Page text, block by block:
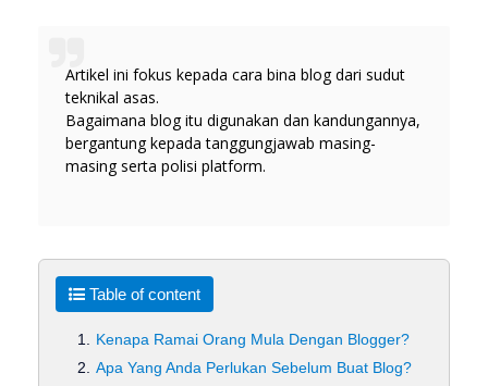
Artikel ini fokus kepada cara bina blog dari sudut
teknikal asas.
Bagaimana blog itu digunakan dan kandungannya,
bergantung kepada tanggungjawab masing-
masing serta polisi platform.
Table of content
Kenapa Ramai Orang Mula Dengan Blogger?
Apa Yang Anda Perlukan Sebelum Buat Blog?